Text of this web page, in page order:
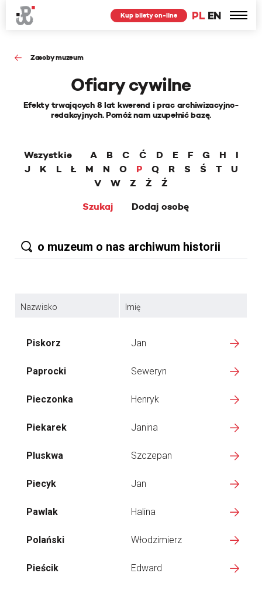
PL EN
Kup bilety on-line
Zasoby muzeum
Ofiary cywilne
Efekty trwających 8 lat kwerend i prac archiwizacyjno-
redakcyjnych. Pomóż nam uzupełnić bazę.
Wszystkie A B C Ć D E F G H
I
J
K L Ł M N O P Q R S Ś T
U
V
W Z Ż
Ź
Szukaj
Dodaj osobę
Nazwisko Imię
Piskorz Jan
Paprocki Seweryn
Pieczonka Henryk
Piekarek Janina
Pluskwa Szczepan
Piecyk Jan
Pawlak Halina
Polański Włodzimierz
Pieścik Edward